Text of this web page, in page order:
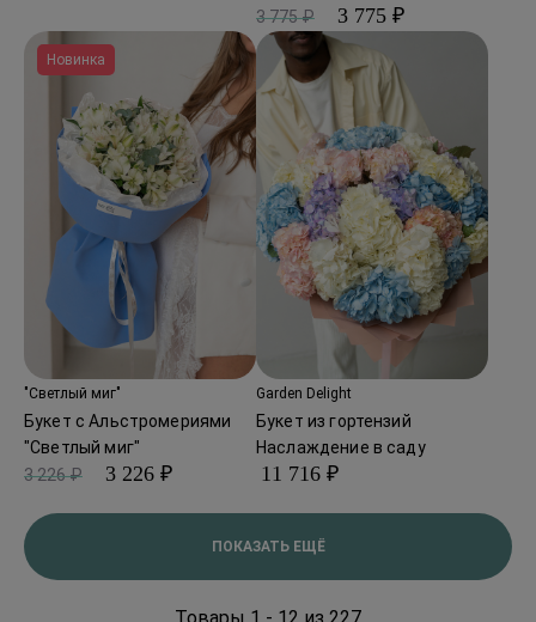
3 775 ₽
3 775 ₽
Новинка
"Светлый миг"
Букет с Альстромериями
"Светлый миг"
3 226 ₽
3 226 ₽
Garden Delight
Букет из гортензий
Наслаждение в саду
11 716 ₽
ПОКАЗАТЬ ЕЩЁ